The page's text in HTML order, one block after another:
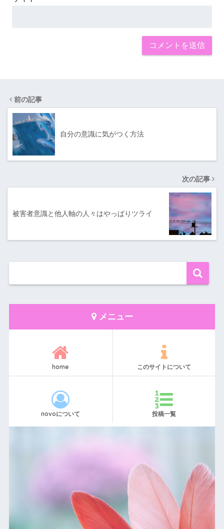
前の記事
自分の意識に気がつく方法
次の記事
被害者意識と他人軸の人々はやっぱりツライ
メニュー
home このサイトについて
novoについて 投稿一覧